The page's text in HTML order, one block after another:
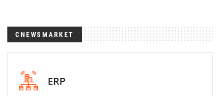
CNEWSMARKET
ERP